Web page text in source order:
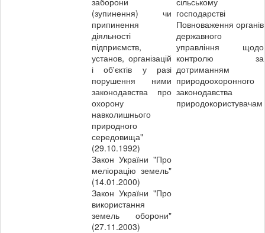
(зупинення) чи
припинення
діяльності
підприємств,
установ, організацій
і об'єктів у разі
порушення ними
законодавства про
охорону
навколишнього
природного
середовища"
(29.10.1992)
Закон України "Про
меліорацію земель"
(14.01.2000)
Закон України "Про
використання
земель оборони"
(27.11.2003)
господарстві
Повноваження органів
державного
управління щодо
контролю за
дотриманням
природоохоронного
законодавства
природокористувачам